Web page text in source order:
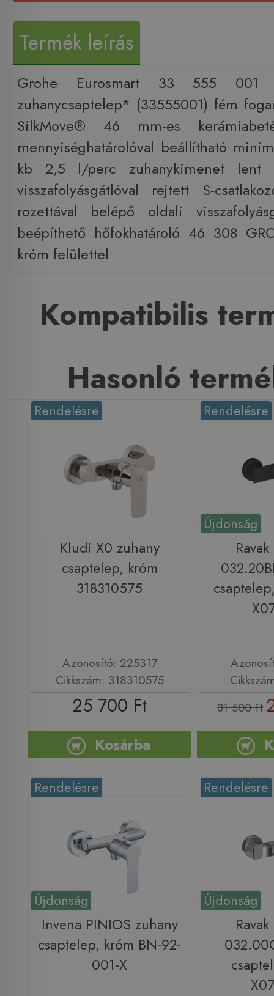
Termék leírás
Grohe Eurosmart 33 555 001
zuhanycsaptelep* (33555001) fém
SilkMove® 46 mm-es
mennyiséghatárolóval beállítható
kb 2,5 l/perc zuhanykimenet lent
visszafolyásgátlóval rejtett S-
rozettával belépő oldali
beépíthető hőfokhatároló 46 308
króm felülettel
Kompatibilis
Hasonló
Rendelésre
Kludi X0 zuhany
csaptelep, króm
318310575
Azonosító: 225317
Cikkszám: 318310575
25 700 Ft
Kosárba
Újdonság
Rendelésre
31 500 Ft
Újdonság
Rendelésre
Invena PINIOS zuhany
csaptelep, króm BN-92-
001-X
Újdonság
Rendelésre